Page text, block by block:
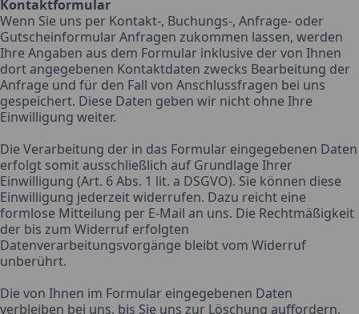
Kontaktformular
Wenn Sie uns per Kontakt-, Buchungs-, Anfrage- oder
Gutscheinformular Anfragen zukommen lassen, werden
Ihre Angaben aus dem Formular inklusive der von Ihnen
dort angegebenen Kontaktdaten zwecks Bearbeitung der
Anfrage und für den Fall von Anschlussfragen bei uns
gespeichert. Diese Daten geben wir nicht ohne Ihre
Einwilligung weiter.
Die Verarbeitung der in das Formular eingegebenen Daten
erfolgt somit ausschließlich auf Grundlage Ihrer
Einwilligung (Art. 6 Abs. 1 lit. a DSGVO). Sie können diese
Einwilligung jederzeit widerrufen. Dazu reicht eine
formlose Mitteilung per E-Mail an uns. Die Rechtmäßigkeit
der bis zum Widerruf erfolgten
Datenverarbeitungsvorgänge bleibt vom Widerruf
unberührt.
Die von Ihnen im Formular eingegebenen Daten
verbleiben bei uns, bis Sie uns zur Löschung auffordern,